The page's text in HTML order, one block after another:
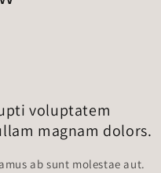
voluptatem
magnam dolors.
ab sunt molestae aut.